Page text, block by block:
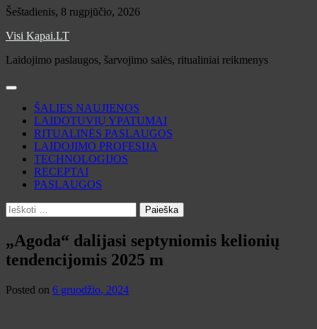
Skip
content
Šeštadienis, 8 rugpjūčio, 2026
Visi Kapai.LT
Laidojimo paslaugos, šarvojimo salės, ritualiniai reikmenys
ŠALIES NAUJIENOS
LAIDOTUVIŲ YPATUMAI
RITUALINĖS PASLAUGOS
LAIDOJIMO PROFESIJA
TECHNOLOGIJOS
RECEPTAI
PASLAUGOS
Ieškoti:
„Agoda“ dalijasi septyniomis kelionių
tendencijomis 2025 m
Posted on 6 gruodžio, 2024